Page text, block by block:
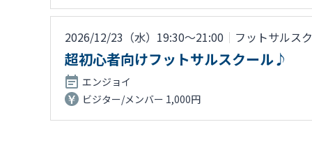
2026/12/23（水）19:30〜21:00 ｜ フットサルス
超初心者向けフットサルスクール♪
エンジョイ
ビジター/メンバー 1,000円